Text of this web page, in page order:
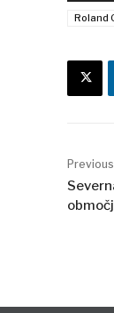
Roland